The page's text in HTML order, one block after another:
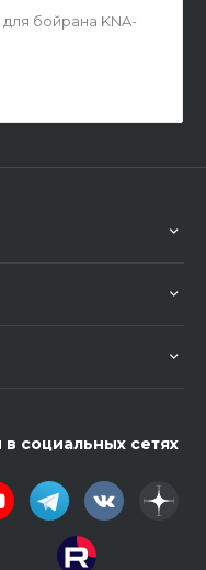
бойрана KNA-
социальных сетях